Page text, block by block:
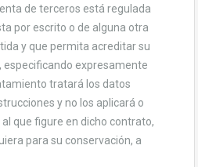
de terceros está regulada
por escrito o de alguna otra
y que permita acreditar su
especificando expresamente
tratará los datos
y no los aplicará o
que figure en dicho contrato,
para su conservación, a